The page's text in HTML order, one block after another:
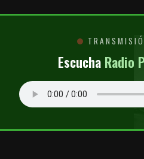
Escucha Radio